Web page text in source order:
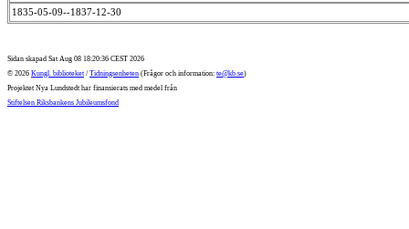
1835-05-09--1837-12-30
Sidan skapad Sat Aug 08 18:20:36 CEST 2026
© 2026 Kungl. biblioteket / Tidningsenheten (Frågor och information: te@kb.se)
Projektet Nya Lundstedt har finansierats med medel från
Stiftelsen Riksbankens Jubileumsfond